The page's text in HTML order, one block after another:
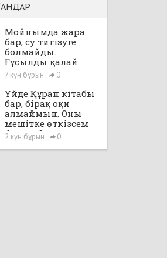
Мойнымда жара
бар, су тигізуге
болмайды.
Ғұсылды қалай
аламын?
7 күн бұрын 0
Үйде Құран кітабы
бар, бірақ оқи
алмаймын. Оны
мешітке өткізсем
бе екен?
2 күн бұрын 0